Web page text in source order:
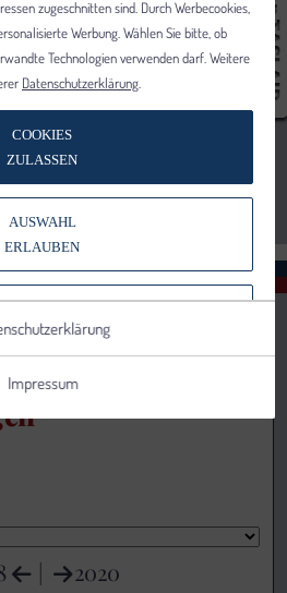
| 2020
zugeschnitten sind. Durch Werbecookies,
Werbung. Wählen Sie bitte, ob
Technologien verwenden darf. Weitere
Datenschutzerklärung
COOKIES
ZULASSEN
AUSWAHL
ERLAUBEN
VERWENDEN
Impressum